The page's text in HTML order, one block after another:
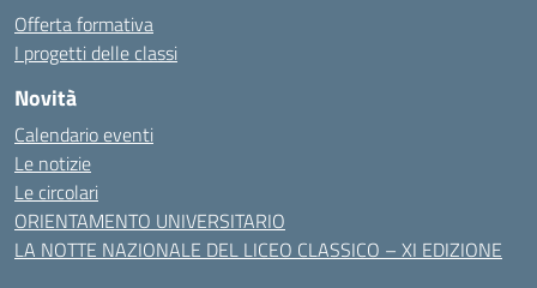
Offerta formativa
I progetti delle classi
Novità
Calendario eventi
Le notizie
Le circolari
ORIENTAMENTO UNIVERSITARIO
LA NOTTE NAZIONALE DEL LICEO CLASSICO – XI EDIZIONE